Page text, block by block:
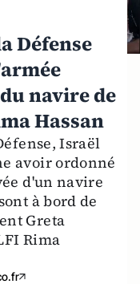
Défense
navire de
Hassan
Israël
avoir ordonné
d'un navire
à bord de
Greta
Rima